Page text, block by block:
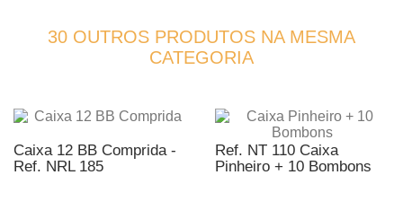
30 OUTROS PRODUTOS NA MESMA
CATEGORIA
Caixa 12 BB Comprida -
Ref. NRL 185
Ref. NT 110 Caixa
Pinheiro + 10 Bombons